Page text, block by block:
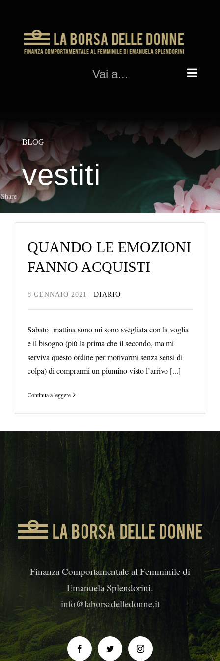
contenuto
Vai a...
BLOG
vestiti
QUANDO LE EMOZIONI
FANNO ACQUISTI
8 GENNAIO 2021 DIARIO
Sabato mattina sono mi sono svegliata con la voglia
e il bisogno (più la prima che il secondo, ma mi
serviva questo ordine per motivarmi senza sensi di
colpa) di comprarmi un piumino visto l’arrivo [...]
Continua a leggere
Finanza Comportamentale al Femminile di
Emanuela Splendorini.
info@laborsadelledonne.it
Share